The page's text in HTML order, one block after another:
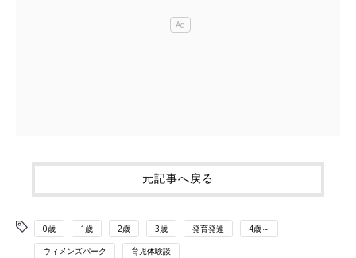
元記事へ戻る
0歳 1歳 2歳 3歳 発育発達 4歳～
ウィメンズパーク 育児体験談